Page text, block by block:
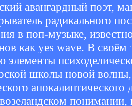
авангардный поэт,
радикального
в поп-музыке,
как yes wave. В своём
элементы
школы новой
понимании,